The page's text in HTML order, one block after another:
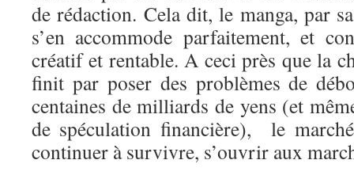
de rédaction. Cela dit, le manga, par
s’en accommode parfaitement, et
créatif et rentable. A ceci près que la
finit par poser des problèmes de
centaines de milliards de yens (et
de spéculation financière), le
continuer à survivre, s’ouvrir aux